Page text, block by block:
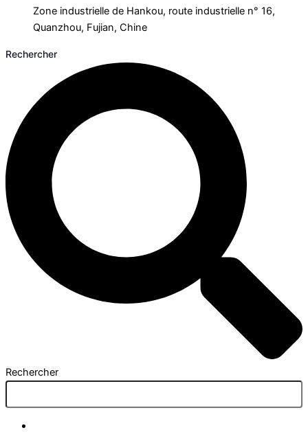
Zone industrielle de Hankou, route industrielle n° 16,
Quanzhou, Fujian, Chine
Rechercher
Rechercher